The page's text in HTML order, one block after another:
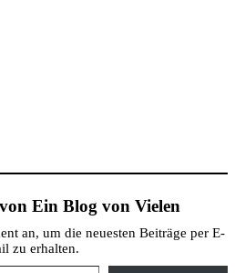
Ein Blog von Vielen
an, um die neuesten Beiträge per E-
zu erhalten.